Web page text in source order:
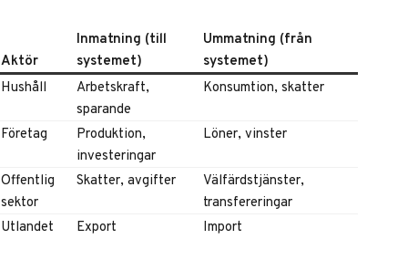
Aktör
Inmatning (till
systemet)
Ummatning (från
systemet)
Hushåll
Arbetskraft,
sparande
Konsumtion, skatter
Företag
Produktion,
investeringar
Löner, vinster
Offentlig
sektor
Skatter, avgifter
Välfärdstjänster,
transfereringar
Utlandet
Export Import